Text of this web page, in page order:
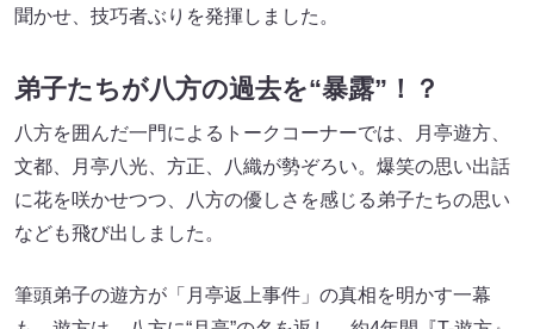
に泣きついて、桂文福師匠のはからいで月亭を取り戻しま
八方は「じわっと覚えてるわ～」と穏やかな笑みを浮かべ
ました。
くて、すぐ破門と簡単に使っていた」と語って笑わせまし
た。